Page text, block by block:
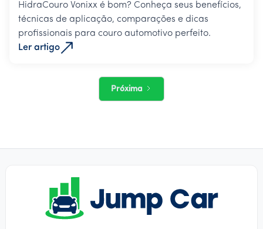
HidraCouro Vonixx é bom? Conheça seus benefícios,
técnicas de aplicação, comparações e dicas
profissionais para couro automotivo perfeito.
Ler artigo
Próxima